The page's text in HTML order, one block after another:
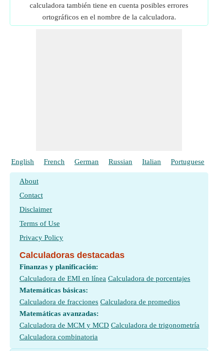
calculadora también tiene en cuenta posibles errores
ortográficos en el nombre de la calculadora.
English French German Russian Italian Portuguese
About
Contact
Disclaimer
Terms of Use
Privacy Policy
Calculadoras destacadas
Finanzas y planificación:
Calculadora de EMI en línea Calculadora de porcentajes
Matemáticas básicas:
Calculadora de fracciones Calculadora de promedios
Matemáticas avanzadas:
Calculadora de MCM y MCD Calculadora de trigonometría
Calculadora combinatoria